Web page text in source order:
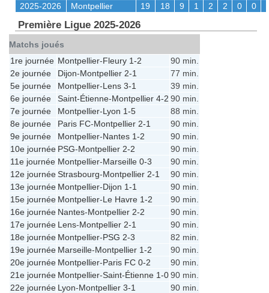
2025-2026
Montpellier 19 18 9 1 2 2 0 0
Première Ligue 2025-2026
Matchs joués
1re journée Montpellier-Fleury 1-2
90 min.
2e journée
Dijon-Montpellier 2-1
77 min.
5e journée
Montpellier-Lens 3-1
39 min.
6e journée
Saint-Étienne-Montpellier 4-2 90 min.
7e journée
Montpellier-Lyon 1-5
88 min.
8e journée
Paris FC-Montpellier 2-1
90 min.
9e journée
Montpellier-Nantes 1-2
90 min.
10e journée PSG-Montpellier 2-2
90 min.
11e journée Montpellier-Marseille 0-3
90 min.
12e journéeStrasbourg-Montpellier 2-1
90 min.
13e journée Montpellier-Dijon 1-1
90 min.
15e journée Montpellier-Le Havre 1-2
90 min.
16e journée Nantes-Montpellier 2-2
90 min.
17e journée Lens-Montpellier 2-1
90 min.
18e journée Montpellier-PSG 2-3
82 min.
19e journée Marseille-Montpellier 1-2
90 min.
20e journée Montpellier-Paris FC 0-2
90 min.
21e journée Montpellier-Saint-Étienne 1-090 min.
22e journée Lyon-Montpellier 3-1 90 min.